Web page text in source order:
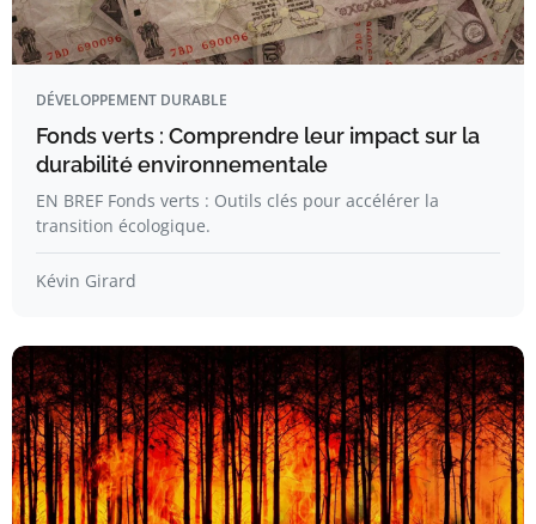
DÉVELOPPEMENT DURABLE
Fonds verts : Comprendre leur impact sur la
durabilité environnementale
EN BREF Fonds verts : Outils clés pour accélérer la
transition écologique.
Kévin Girard